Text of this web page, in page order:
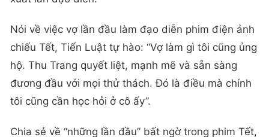
Nói về việc vợ lần đầu làm đạo diễn phim điện ảnh
chiếu Tết, Tiến Luật tự hào: “Vợ làm gì tôi cũng ủng
hộ. Thu Trang quyết liệt, mạnh mẽ và sẵn sàng
đương đầu với mọi thử thách. Đó là điều mà chính
tôi cũng cần học hỏi ở cô ấy”.
Chia sẻ về “những lần đầu” bất ngờ trong phim Tết,